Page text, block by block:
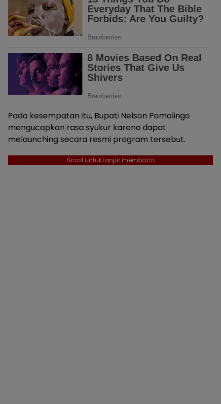
Pada kesempatan itu, Bupati Nelson Pomalingo
mengucapkan rasa syukur karena dapat
melaunching secara resmi program tersebut.
Scroll untuk lanjut membaca